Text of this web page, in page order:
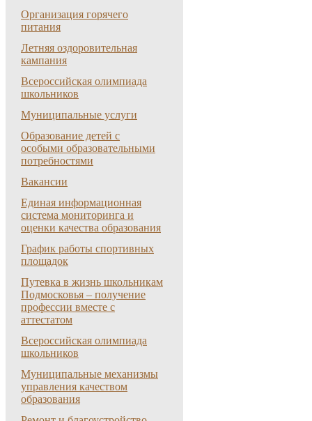
Организация горячего
питания
Летняя оздоровительная
кампания
Всероссийская олимпиада
школьников
Муниципальные услуги
Образование детей с
особыми образовательными
потребностями
Вакансии
Единая информационная
система мониторинга и
оценки качества образования
График работы спортивных
площадок
Путевка в жизнь школьникам
Подмосковья – получение
профессии вместе с
аттестатом
Всероссийская олимпиада
школьников
Муниципальные механизмы
управления качеством
образования